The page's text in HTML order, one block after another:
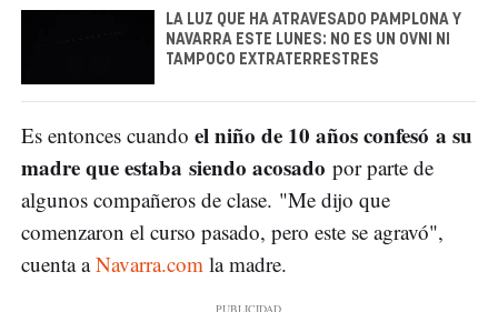
LA LUZ QUE HA ATRAVESADO PAMPLONA Y
NAVARRA ESTE LUNES: NO ES UN OVNI NI
TAMPOCO EXTRATERRESTRES
Es entonces cuando el niño de 10 años confesó a su
madre que estaba siendo acosado por parte de
algunos compañeros de clase. "Me dijo que
comenzaron el curso pasado, pero este se agravó",
cuenta aNavarra.com la madre.